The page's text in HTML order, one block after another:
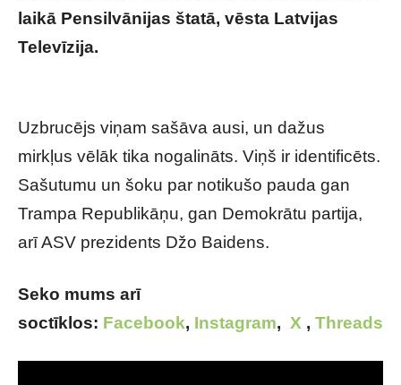
laikā Pensilvānijas štatā, vēsta Latvijas
Televīzija.
Uzbrucējs viņam sašāva ausi, un dažus
mirkļus vēlāk tika nogalināts. Viņš ir identificēts.
Sašutumu un šoku par notikušo pauda gan
Trampa Republikāņu, gan Demokrātu partija,
arī ASV prezidents Džo Baidens.
Seko mums arī
soctīklos: Facebook, Instagram, X , Threads